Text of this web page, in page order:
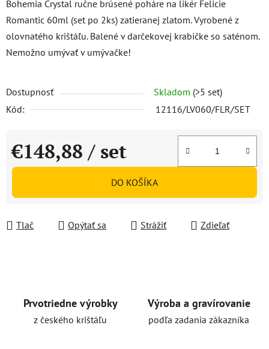
Bohemia Crystal ručne brúsené poháre na likér Felicie
Romantic 60ml (set po 2ks) zatieranej zlatom. Vyrobené z
olovnatého krištáľu. Balené v darčekovej krabičke so saténom.
Nemožno umývať v umývačke!
Dostupnosť Skladom (>5 set)
Kód:
12116/LV060/FLR/SET
€148,88 / set
Jednotková cena:
DO KOŠÍKA
Tlač Opýtať sa Strážiť Zdieľať
Prvotriedne výrobky
z českého krištáľu
Výroba a gravírovanie
podľa zadania zákazníka